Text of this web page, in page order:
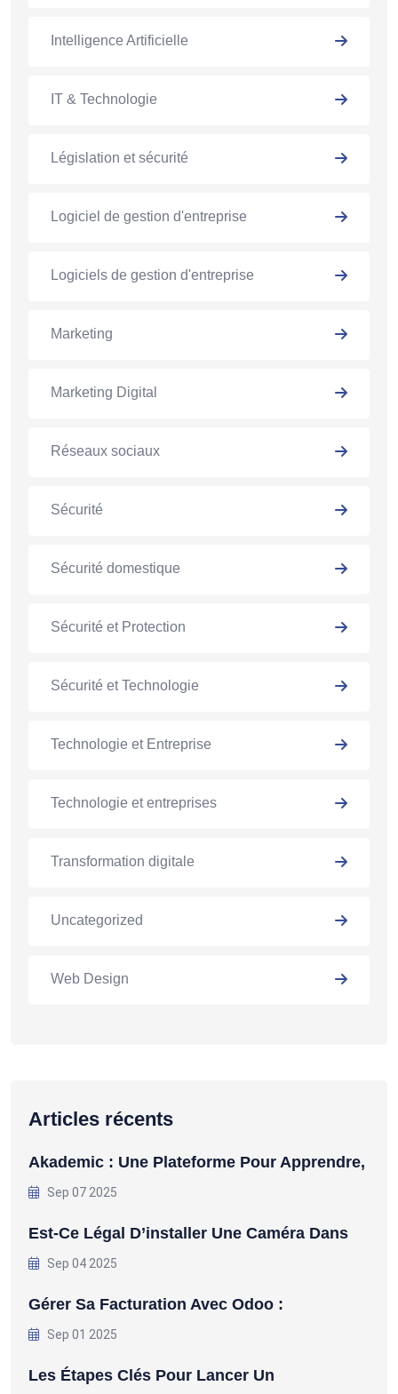
Intelligence Artificielle
IT & Technologie
Législation et sécurité
Logiciel de gestion d'entreprise
Logiciels de gestion d'entreprise
Marketing
Marketing Digital
Réseaux sociaux
Sécurité
Sécurité domestique
Sécurité et Protection
Sécurité et Technologie
Technologie et Entreprise
Technologie et entreprises
Transformation digitale
Uncategorized
Web Design
Articles récents
Akademic : Une Plateforme Pour Apprendre,
Sep 07 2025
Est-Ce Légal D’installer Une Caméra Dans
Sep 04 2025
Gérer Sa Facturation Avec Odoo :
Sep 01 2025
Les Étapes Clés Pour Lancer Un